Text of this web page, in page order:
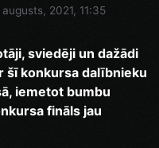
augusts, 2021, 11:35
sviedēji un dažādi
šī konkursa dalībnieku
iemetot bumbu
fināls jau